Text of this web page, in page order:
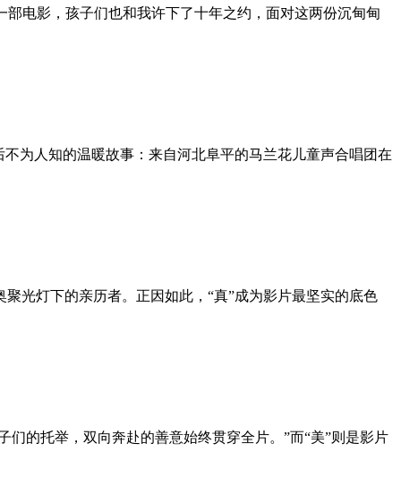
电影，孩子们也和我许下了十年之约，面对这两份沉甸甸
为人知的温暖故事：来自河北阜平的马兰花儿童声合唱团在
光灯下的亲历者。正因如此，“真”成为影片最坚实的底色
的托举，双向奔赴的善意始终贯穿全片。”而“美”则是影片